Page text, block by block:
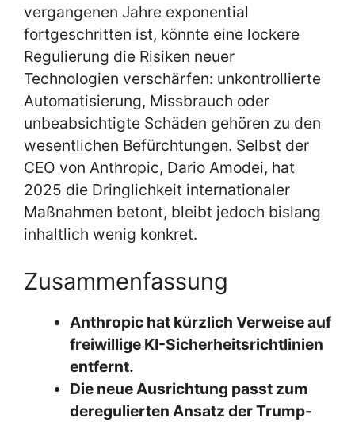
vergangenen Jahre exponential
fortgeschritten ist, könnte eine lockere
Regulierung die Risiken neuer
Technologien verschärfen: unkontrollierte
Automatisierung, Missbrauch oder
unbeabsichtigte Schäden gehören zu den
wesentlichen Befürchtungen. Selbst der
CEO von Anthropic, Dario Amodei, hat
2025 die Dringlichkeit internationaler
Maßnahmen betont, bleibt jedoch bislang
inhaltlich wenig konkret.
Zusammenfassung
Anthropic hat kürzlich Verweise auf
freiwillige KI-Sicherheitsrichtlinien
entfernt.
Die neue Ausrichtung passt zum
deregulierten Ansatz der Trump-